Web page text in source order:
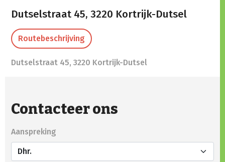
Dutselstraat 45, 3220 Kortrijk-Dutsel
Routebeschrijving
Dutselstraat 45, 3220 Kortrijk-Dutsel
Contacteer ons
Aanspreking